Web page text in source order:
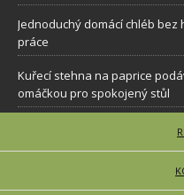
Jednoduchý domácí chléb
práce
Kuřecí stehna na paprice
omáčkou pro spokojený stůl